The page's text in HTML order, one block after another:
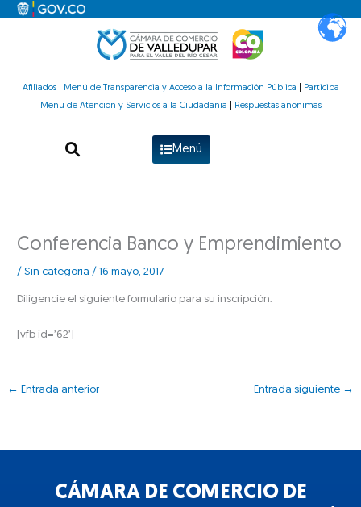
Afiliados| Menú de Transparencia y Acceso a la Información Pública
Participa
Menú de Atención y Servicios a la Ciudadanía
Respuestas anónimas
Menú
Conferencia Banco y Emprendimiento
/Sin categoría /16 mayo, 2017
Diligencie el siguiente formulario para su inscripción.
[vfb id=’62’]
← Entrada anterior Entrada siguiente →
CÁMARA DE COMERCIO DE